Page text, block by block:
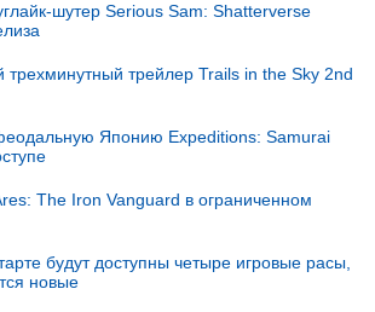
шутер Serious Sam: Shatterverse
трехминутный трейлер Trails in the Sky 2nd
Японию Expeditions: Samurai
The Iron Vanguard в ограниченном
будут доступны четыре игровые расы,
новые